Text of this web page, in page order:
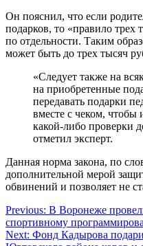
Он пояснил, что если
подарков, то «правило трех
по отдельности. Таким
может быть до трех тысяч
«Следует также на
на приобретенные
передавать подарки
вместе с чеком, чтобы
какой-либо проверки
отметил эксперт.
Данная норма закона, по
дополнительной мерой
обвинений и позволяет не
Навигация
по
Previous: В Воронеже
спортивному
Next: Фонд Кадырова